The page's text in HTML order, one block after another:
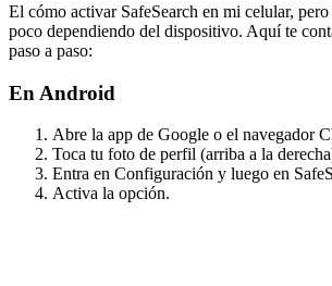
El cómo activar SafeSearch en mi celular,
poco dependiendo del dispositivo. Aquí te
paso a paso:
En Android
Abre la app de Google o el navegador
Toca tu foto de perfil (arriba a la
Entra en Configuración y luego en
Activa la opción.